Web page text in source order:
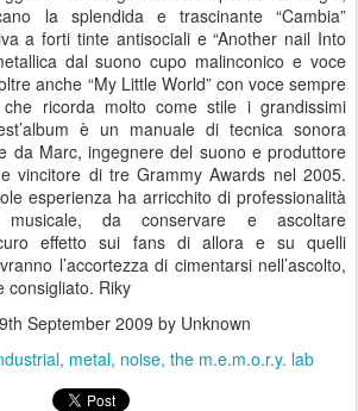
la splendida e trascinante “Cambia”
a forti tinte antisociali e “Another nail Into
dal suono cupo malinconico e voce
anche “My Little World” con voce sempre
ricorda molto come stile i grandissimi
è un manuale di tecnica sonora
da Marc, ingegnere del suono e produttore
vincitore di tre Grammy Awards nel 2005.
esperienza ha arricchito di professionalità
musicale, da conservare e ascoltare
effetto sui fans di allora e su quelli
l’accortezza di cimentarsi nell’ascolto,
consigliato. Riky
September 2009 by Unknown
metal noise the m.e.m.o.r.y. lab